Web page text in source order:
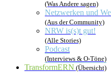
(Was Andere sagen)
Netzwerken und
(Aus der Community)
NRW is(s)t gut!
(Alle Stories)
Podcast
(Interviews & O-Töne)
TransformERN (Übersicht)